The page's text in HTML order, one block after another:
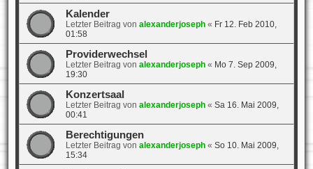
Kalender
Letzter Beitrag von alexanderjoseph« Fr 12. Feb 2010,
01:58
Providerwechsel
Letzter Beitrag von alexanderjoseph« Mo 7. Sep 2009,
19:30
Konzertsaal
Letzter Beitrag von alexanderjoseph« Sa 16. Mai 2009,
00:41
Berechtigungen
Letzter Beitrag von alexanderjoseph« So 10. Mai 2009,
15:34